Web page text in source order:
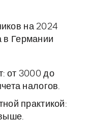
на 2024
в Германии
от 3000 до
налогов.
практикой: